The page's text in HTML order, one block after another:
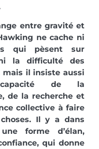
entre gravité et
ne cache ni
qui pèsent sur
la difficulté des
mais il insiste aussi
de la
de la recherche et
collective à faire
Il y a dans
forme d’élan,
qui donne